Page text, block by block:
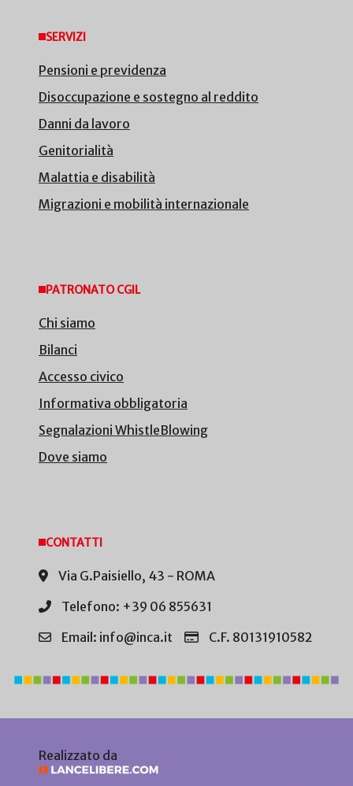
SERVIZI
Pensioni e previdenza
Disoccupazione e sostegno al reddito
Danni da lavoro
Genitorialità
Malattia e disabilità
Migrazioni e mobilità internazionale
PATRONATO CGIL
Chi siamo
Bilanci
Accesso civico
Informativa obbligatoria
Segnalazioni WhistleBlowing
Dove siamo
CONTATTI
Via G.Paisiello, 43 - ROMA
Telefono: +39 06 855631
Email: info@inca.it
C.F. 80131910582
Realizzato da